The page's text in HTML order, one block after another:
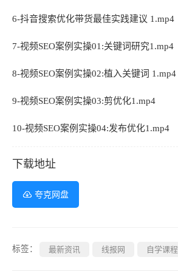
6-抖音搜索优化带货最佳实践建议 1.mp4
7-视频SEO案例实操01:关键词研究1.mp4
8-视频SEO案例实操02:植入关键词 1.mp4
9-视频SEO案例实操03:剪优化1.mp4
10-视频SEO案例实操04:发布优化1.mp4
下载地址
夸克网盘
标签： 最新资讯 线报网 自学课程